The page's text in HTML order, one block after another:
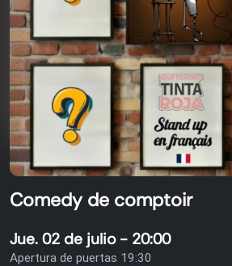
Comedy de comptoir
Jue. 02 de julio - 20:00
Apertura de puertas 19:30